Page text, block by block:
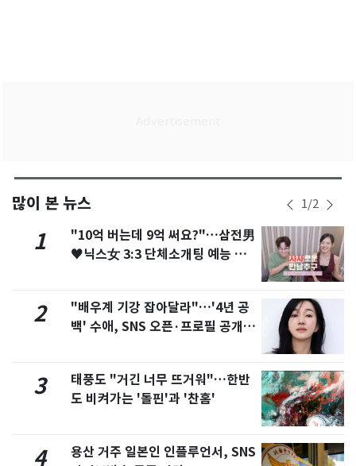
많이 본 뉴스 1/2
1
"10억 버는데 9억 써요?"…삼전男
♥닉스女 3:3 단체소개팅 예능 화
2
"배우계 기강 잡아달라"…'4년 공
백' 수애, SNS 오픈·프로필 공개
3
태풍도 "거긴 너무 뜨거워"…한반
도 비켜가는 '돌핀'과 '찬홈'
4
용산 거주 일본인 인플루언서, SNS